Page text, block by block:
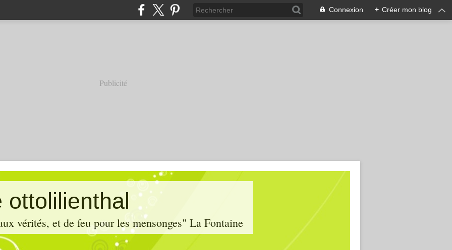
Connexion + Créer mon blog
Publicité
ottolilienthal
vérités, et de feu pour les mensonges" La Fontaine